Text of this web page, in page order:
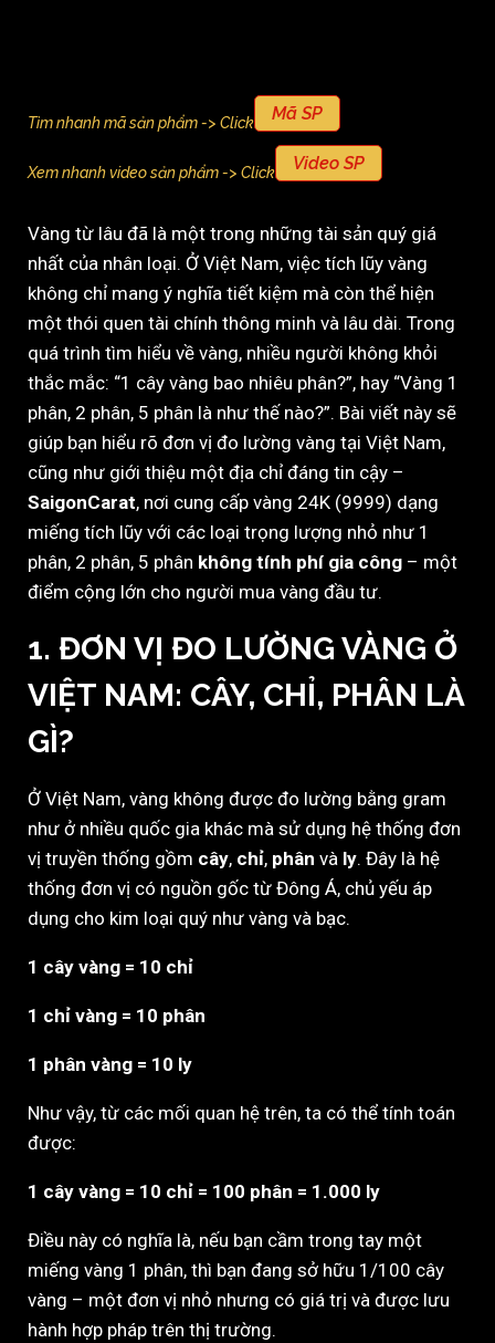
Tìm nhanh mã sản phẩm -> Click Mã SP
Xem nhanh video sản phẩm -> Click Video SP
Vàng từ lâu đã là một trong những tài sản quý giá
nhất của nhân loại. Ở Việt Nam, việc tích lũy vàng
không chỉ mang ý nghĩa tiết kiệm mà còn thể hiện
một thói quen tài chính thông minh và lâu dài. Trong
quá trình tìm hiểu về vàng, nhiều người không khỏi
thắc mắc: “1 cây vàng bao nhiêu phân?”, hay “Vàng 1
phân, 2 phân, 5 phân là như thế nào?”. Bài viết này sẽ
giúp bạn hiểu rõ đơn vị đo lường vàng tại Việt Nam,
cũng như giới thiệu một địa chỉ đáng tin cậy –
SaigonCarat, nơi cung cấp vàng 24K (9999) dạng
miếng tích lũy với các loại trọng lượng nhỏ như 1
phân, 2 phân, 5 phân không tính phí gia công – một
điểm cộng lớn cho người mua vàng đầu tư.
1. ĐƠN VỊ ĐO LƯỜNG VÀNG Ở
VIỆT NAM: CÂY, CHỈ, PHÂN LÀ
GÌ?
Ở Việt Nam, vàng không được đo lường bằng gram
như ở nhiều quốc gia khác mà sử dụng hệ thống đơn
vị truyền thống gồm cây, chỉ, phân và ly. Đây là hệ
thống đơn vị có nguồn gốc từ Đông Á, chủ yếu áp
dụng cho kim loại quý như vàng và bạc.
1 cây vàng = 10 chỉ
1 chỉ vàng = 10 phân
1 phân vàng = 10 ly
Như vậy, từ các mối quan hệ trên, ta có thể tính toán
được:
1 cây vàng = 10 chỉ = 100 phân = 1.000 ly
Điều này có nghĩa là, nếu bạn cầm trong tay một
miếng vàng 1 phân, thì bạn đang sở hữu 1/100 cây
vàng – một đơn vị nhỏ nhưng có giá trị và được lưu
hành hợp pháp trên thị trường.